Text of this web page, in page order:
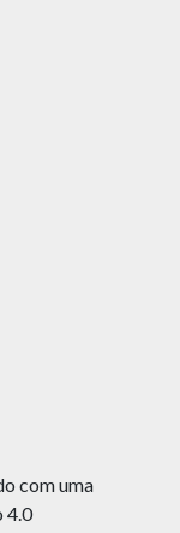
com uma
4.0